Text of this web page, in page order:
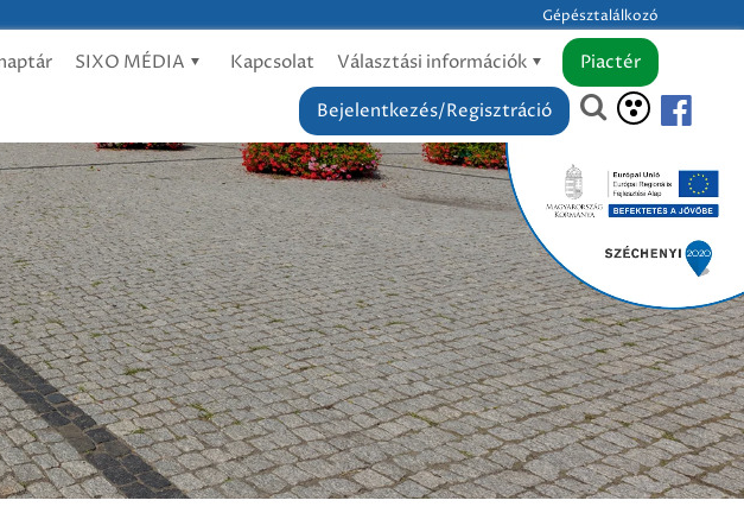
Gépésztalálkozó
SIXO MÉDIA Kapcsolat Választási információk
Piactér
Bejelentkezés/Regisztráció